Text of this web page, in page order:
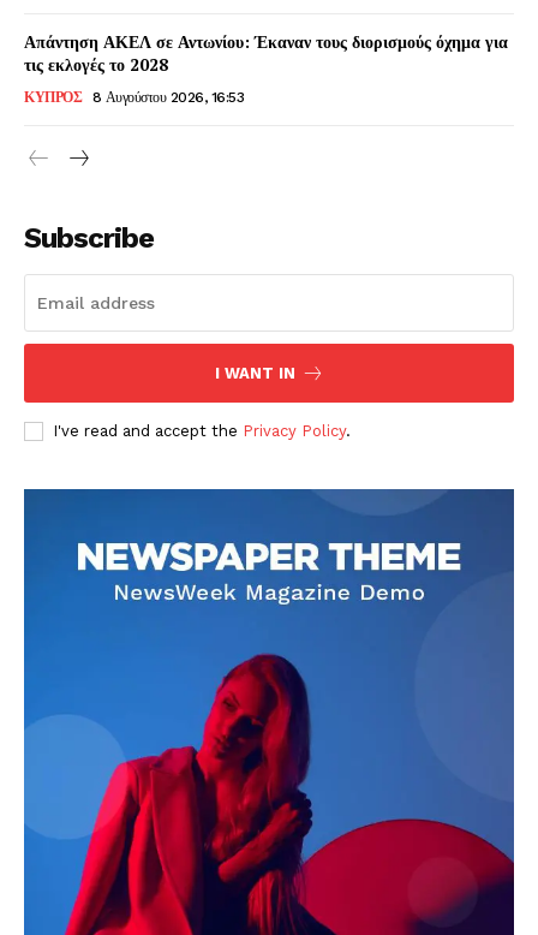
Απάντηση ΑΚΕΛ σε Αντωνίου: Έκαναν τους διορισμούς όχημα για
τις εκλογές το 2028
ΚΥΠΡΟΣ 8 Αυγούστου 2026, 16:53
Subscribe
I WANT IN
I've read and accept the Privacy Policy.